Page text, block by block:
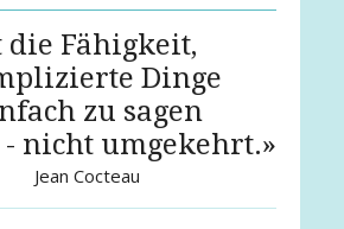
die Fähigkeit,
Dinge
zu sagen
- nicht umgekehrt.»
Jean Cocteau